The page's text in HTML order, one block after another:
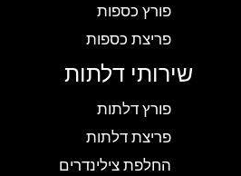
פורץ כספות
פריצת כספות
שירותי דלתות
פורץ דלתות
פריצת דלתות
החלפת צילינדרים